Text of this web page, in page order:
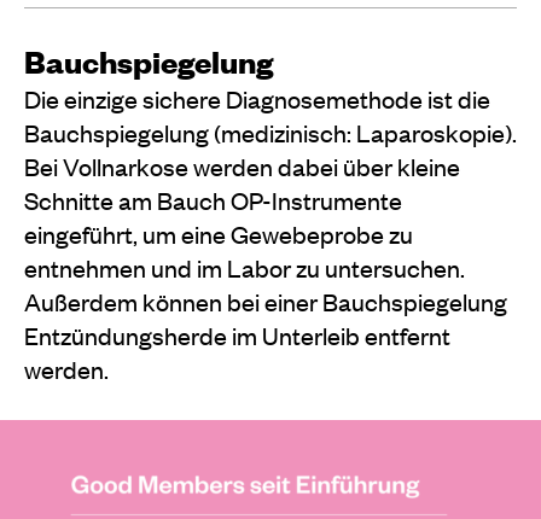
Bauchspiegelung
Die einzige sichere Diagnosemethode ist die
Bauchspiegelung (medizinisch: Laparoskopie).
Bei Vollnarkose werden dabei über kleine
Schnitte am Bauch OP-Instrumente
eingeführt, um eine Gewebeprobe zu
entnehmen und im Labor zu untersuchen.
Außerdem können bei einer Bauchspiegelung
Entzündungsherde im Unterleib entfernt
werden.